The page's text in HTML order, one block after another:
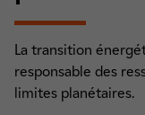
La transition
responsable des
limites planétaires.